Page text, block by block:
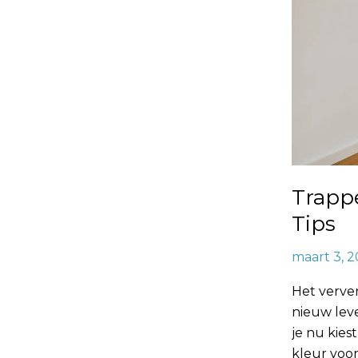
Tips
maart 3,
Het
nieuw
je nu
kleur